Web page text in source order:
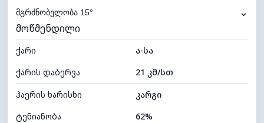
ნამის წერტილი
ხილვადობა
განათების ინდექსი 7 (ნათელი)
ღრუბლის სიმაღლე 11440 მ
მგრძნობელობა 15° ⌄
მოწმენდილი
ქარი
ა-სა
ქარის დაბერვა
21 კმ/სთ
ჰაერის ხარისხი
კარგი
ტენიანობა
62%